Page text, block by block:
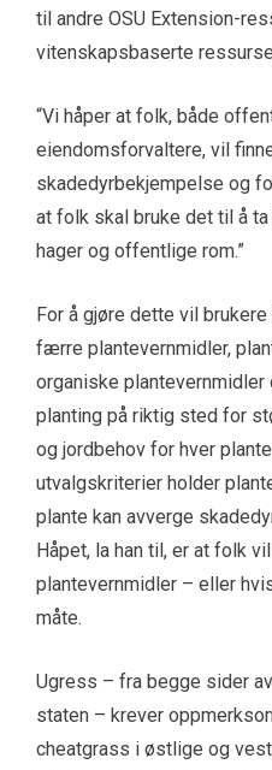
til andre OSU Extension-
vitenskapsbaserte
“Vi håper at folk, både
eiendomsforvaltere, vil
skadedyrbekjempelse og
at folk skal bruke det til å
hager og offentlige rom.”
For å gjøre dette vil
færre plantevernmidler,
organiske
planting på riktig sted for
og jordbehov for hver
utvalgskriterier holder
plante kan avverge
Håpet, la han til, er at folk
plantevernmidler – eller
måte.
Ugress – fra begge sider
staten – krever
cheatgrass i østlige og